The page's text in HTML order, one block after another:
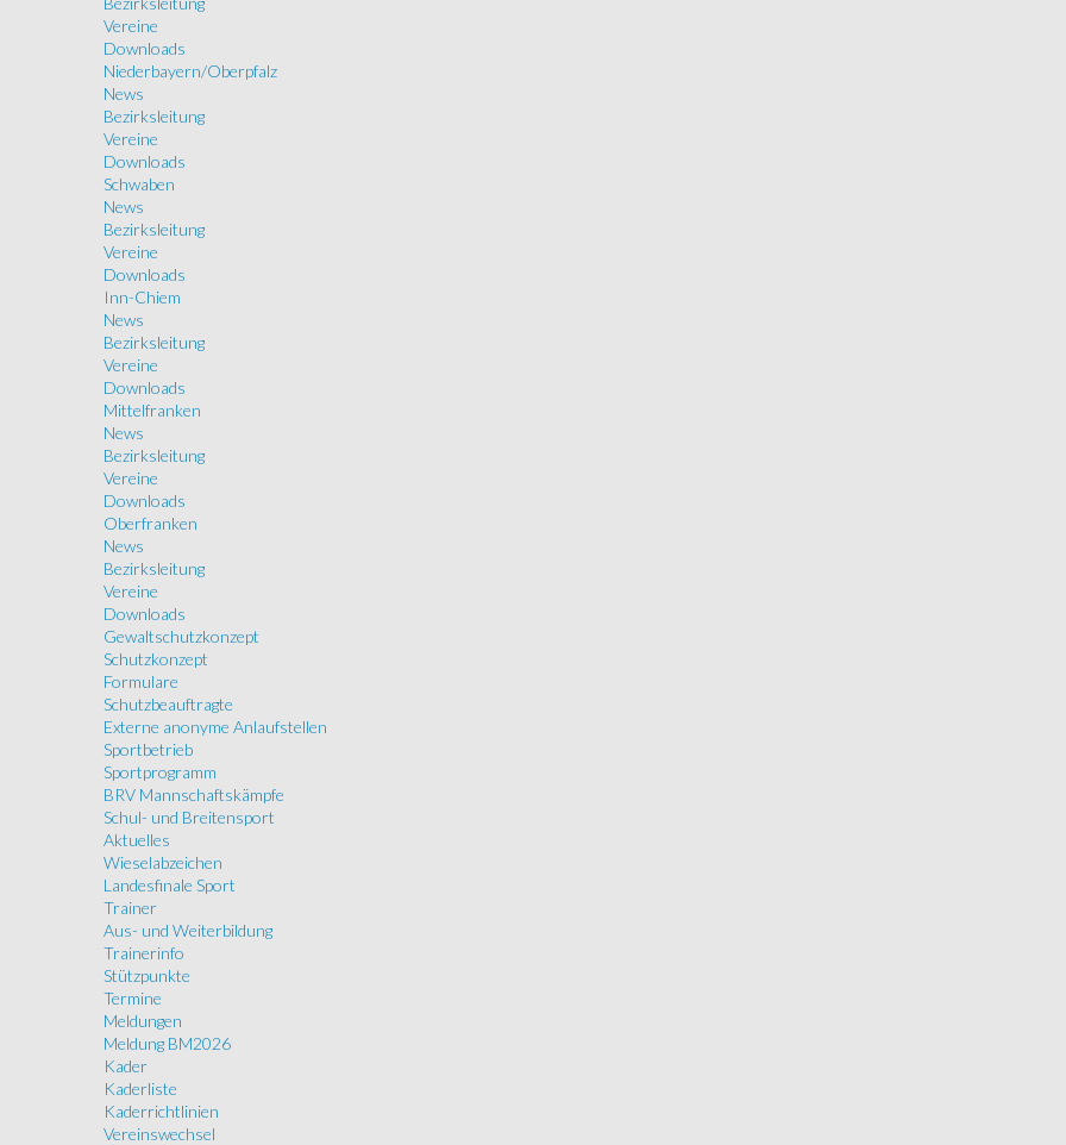
Vereine
Downloads
Niederbayern/Oberpfalz
News
Bezirksleitung
Vereine
Downloads
Schwaben
News
Bezirksleitung
Vereine
Downloads
Inn-Chiem
News
Bezirksleitung
Vereine
Downloads
Mittelfranken
News
Bezirksleitung
Vereine
Downloads
Oberfranken
News
Bezirksleitung
Vereine
Downloads
Gewaltschutzkonzept
Schutzkonzept
Formulare
Schutzbeauftragte
Externe anonyme Anlaufstellen
Sportbetrieb
Sportprogramm
BRV Mannschaftskämpfe
Schul- und Breitensport
Aktuelles
Wieselabzeichen
Landesfinale Sport
Trainer
Aus- und Weiterbildung
Trainerinfo
Stützpunkte
Termine
Meldungen
Meldung BM2026
Kader
Kaderliste
Kaderrichtlinien
Vereinswechsel